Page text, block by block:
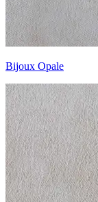
Bijoux Opale